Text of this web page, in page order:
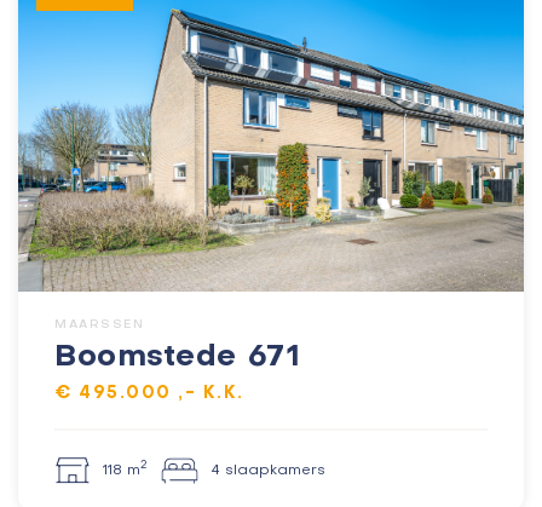
MAARSSEN
Boomstede 671
€ 495.000 ,- K.K.
118 m2 4 slaapkamers